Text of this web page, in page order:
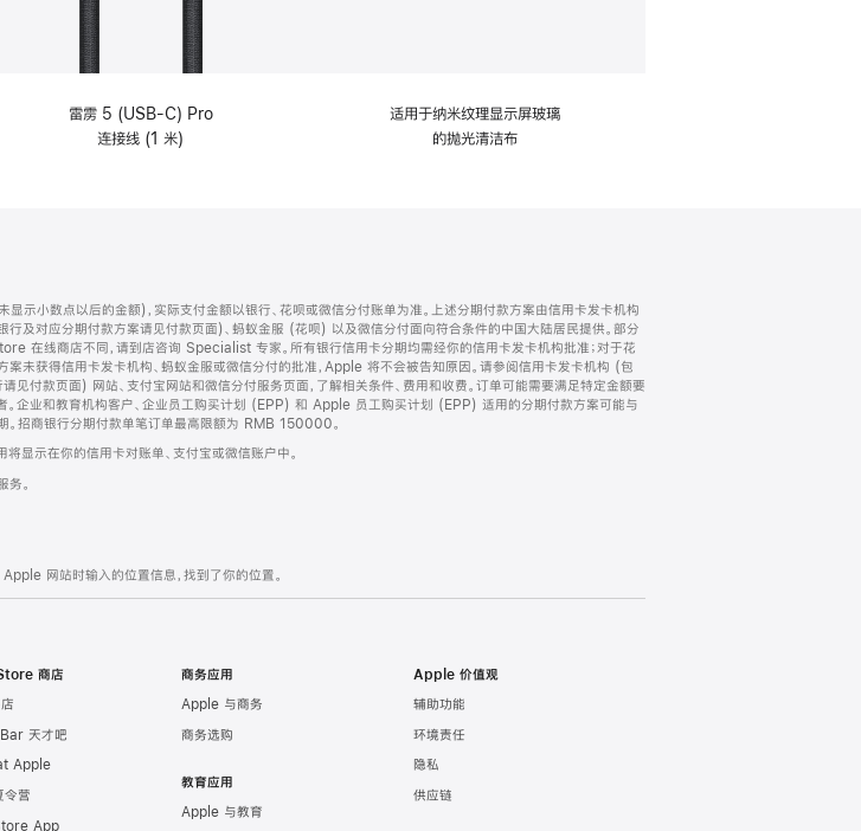
雷雳 5 (USB-C) Pro
连接线 (1 米)
适用于纳米纹理显示屏玻璃
的抛光清洁布
示小数点以后的金额)，实际支付金额以银行、花呗或微信分付账单为准。上述分期付款方案由信用卡发卡机构
行及对应分期付款方案请见付款页面)、蚂蚁金服 (花呗) 以及微信分付面向符合条件的中国大陆居民提供。部分
在线商店不同，请到店咨询 Specialist 专家。所有银行信用卡分期均需经你的信用卡发卡机构批准；对于花
案未获得信用卡发卡机构、蚂蚁金服或微信分付的批准，Apple 将不会被告知原因。请参阅信用卡发卡机构 (包
见付款页面) 网站、支付宝网站和微信分付服务页面，了解相关条件、费用和收费。订单可能需要满足特定金额要
。企业和教育机构客户、企业员工购买计划 (EPP) 和 Apple 员工购买计划 (EPP) 适用的分期付款方案可能与
。招商银行分期付款单笔订单最高限额为 RMB 150000。
显示在你的信用卡对账单、支付宝或微信账户中。
。
网站时输入的位置信息，找到了你的位置。
商店
天才吧
Apple
令营
App
商务应用
Apple 与商务
商务选购
教育应用
Apple 与教育
Apple 价值观
辅助功能
环境责任
隐私
供应链